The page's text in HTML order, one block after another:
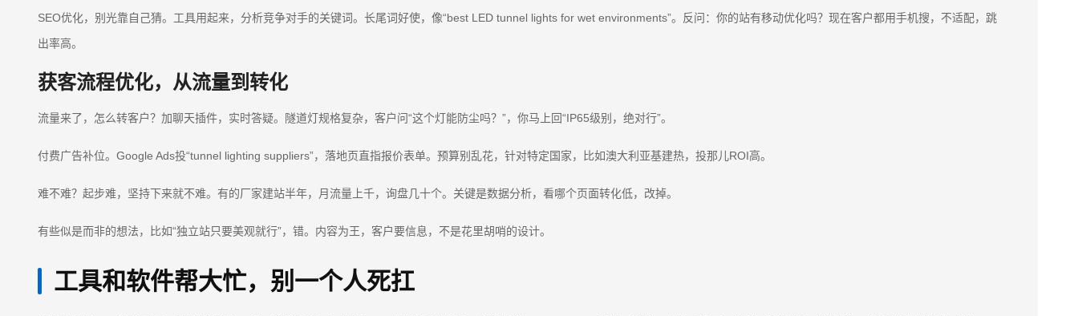
SEO优化，别光靠自己猜。工具用起来，分析竞争对手的关键词。长尾词好使，像“best LED tunnel lights for wet environments”。反问：你的站有移动优化吗？现在客户都用手机搜，不适配，跳
出率高。
获客流程优化，从流量到转化
流量来了，怎么转客户？加聊天插件，实时答疑。隧道灯规格复杂，客户问“这个灯能防尘吗？”，你马上回“IP65级别，绝对行”。
付费广告补位。Google Ads投“tunnel lighting suppliers”，落地页直指报价表单。预算别乱花，针对特定国家，比如澳大利亚基建热，投那儿ROI高。
难不难？起步难，坚持下来就不难。有的厂家建站半年，月流量上千，询盘几十个。关键是数据分析，看哪个页面转化低，改掉。
有些似是而非的想法，比如“独立站只要美观就行”，错。内容为王，客户要信息，不是花里胡哨的设计。
工具和软件帮大忙，别一个人死扛